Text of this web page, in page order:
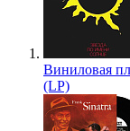
Виниловая
(LP)